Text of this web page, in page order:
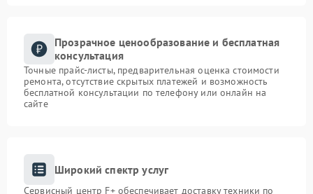
Прозрачное ценообразование и бесплатная
консультация
Точные прайс-листы, предварительная оценка стоимости
ремонта, отсутствие скрытых платежей и возможность
бесплатной консультации по телефону или онлайн на
сайте
Широкий спектр услуг
Сервисный центр F+ обеспечивает доставку техники по